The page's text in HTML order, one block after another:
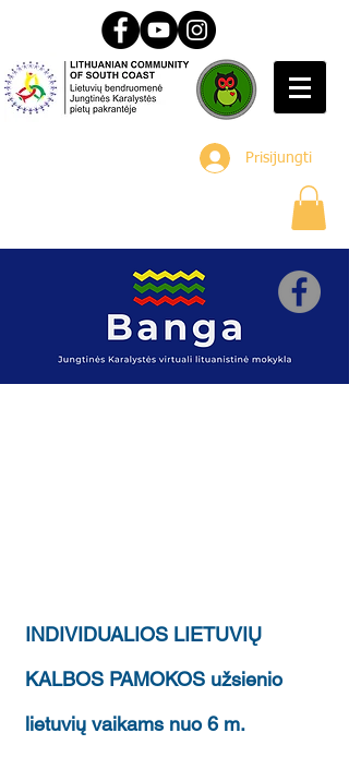
Prisijungti
INDIVIDUALIOS LIETUVIŲ
KALBOS PAMOKOS užsienio
lietuvių vaikams nuo 6 m.